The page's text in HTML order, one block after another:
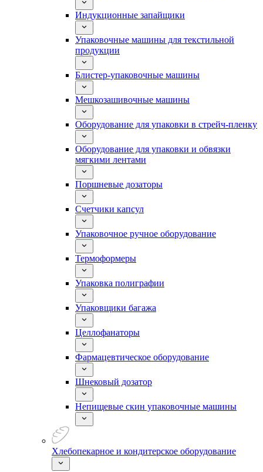
Индукционные запайщики
Упаковочные машины для текстильной
продукции
Блистер-упаковочные машины
Мешкозашивочные машины
Оборудование для упаковки в стрейч-пленку
Оборудование для упаковки и обвязки
мягкими лентами
Поршневые дозаторы
Счетчики капсул
Упаковочное ручное оборудование
Термоформеры
Упаковка полиграфии
Упаковщики багажа
Целлофанаторы
Фармацевтическое оборудование
Шнековый дозатор
Непищевые скин упаковочные машины
Хлебопекарное и кондитерское оборудование